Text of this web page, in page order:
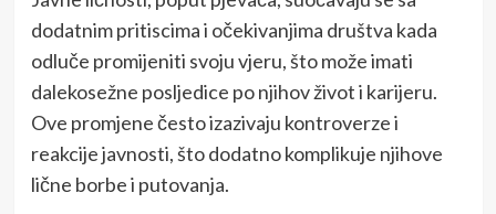
dodatnim pritiscima i očekivanjima društva kada
odluče promijeniti svoju vjeru, što može imati
dalekosežne posljedice po njihov život i karijeru.
Ove promjene često izazivaju kontroverze i
reakcije javnosti, što dodatno komplikuje njihove
lične borbe i putovanja.